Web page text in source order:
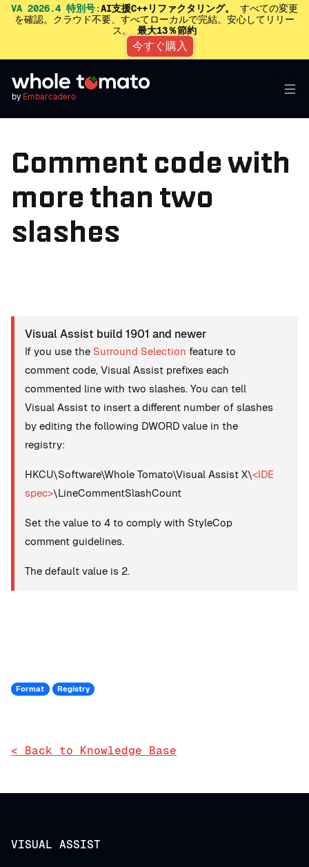
VA 2026.4 特別号:AI支援C++リファクタリング。
すべての変更
を確認。クラウド不要、すべてローカルで完結。安心してリリー
ス。 最大13％節約
今すぐ購入
by Embarcadero
Comment code with
more than two
slashes
Visual Assist build 1901 and newer
If you use the Surround Selection feature to
comment code, Visual Assist prefixes each
commented line with two slashes. You can tell
Visual Assist to insert a different number of slashes
by editing the following DWORD value in the
registry:
HKCU\Software\Whole Tomato\Visual Assist X\<IDE
spec>\LineCommentSlashCount
Set the value to 4 to comply with StyleCop
comment guidelines.
The default value is 2.
Format Registry
< Back to Knowledge Base
VISUAL ASSIST